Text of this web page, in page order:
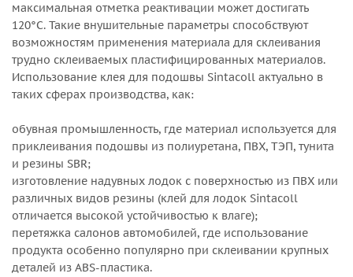
максимальная отметка реактивации может достигать
120°С. Такие внушительные параметры способствуют
возможностям применения материала для склеивания
трудно склеиваемых пластифицированных материалов.
Использование клея для подошвы Sintacoll актуально в
таких сферах производства, как:
обувная промышленность, где материал используется для
приклеивания подошвы из полиуретана, ПВХ, ТЭП, тунита
и резины SBR;
изготовление надувных лодок с поверхностью из ПВХ или
различных видов резины (клей для лодок Sintacoll
отличается высокой устойчивостью к влаге);
перетяжка салонов автомобилей, где использование
продукта особенно популярно при склеивании крупных
деталей из ABS-пластика.